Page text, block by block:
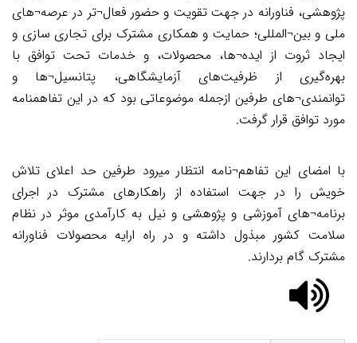
پژوهشی، فناورانه در جهت تقویت و حضور فعال¬تر در عرصه¬های
ملی و بین¬المللی؛ حمایت و همکاری مشترک برای تجاری سازی و
ایجاد ثروت از ایده¬ها، محصولات، و خدمات تحت توافق با
بهره‌گیری از ظرفیت‌های آزمایشگاهی، پتانسیل¬ها و
توانمندی¬های طرفین ازجمله موضوعاتی بود که در این تفاهمنامه
مورد توافق قرار گرفت.
با امضای این تفاهم¬نامه انتظار میرود طرفین حد اعلای تلاش
خویش را در جهت استفاده از راهکارهای مشترک در اجرای
برنامه¬های آموزشی و پژوهشی و نیل به کارآمدی موثر در نظام
سلامت کشور مبذول داشته و در راه ارایه محصولات فناورانه
مشترک گام بردارند.